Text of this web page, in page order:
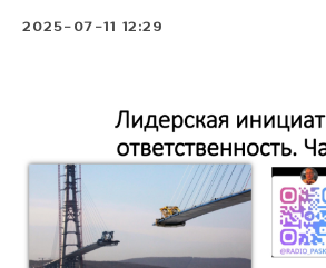
2025-07-11 12:29